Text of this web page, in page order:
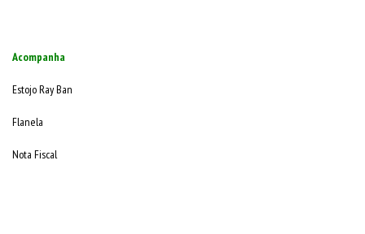
Acompanha
Estojo Ray Ban
Flanela
Nota Fiscal